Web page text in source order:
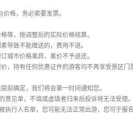
格，务必索要发票。
等，按调整后的实际价格结算。
导致不能赠送的，费用不退。
城市价格差异，差价不予退还。
，持有任何优惠证件的游客均不再享受景区门
前确定，我们将会第一时间通知您。
意见单，不填或虚填者归来后投诉将无法受理。
执行人名单，您可能无法正常出游，您可于报